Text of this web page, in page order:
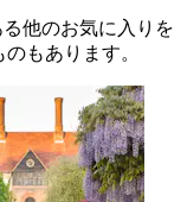
他のお気に入りを
もあります。